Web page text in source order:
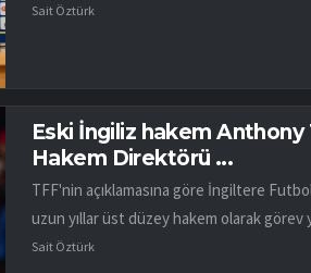
Sait Öztürk
Eski İngiliz hakem Anthony
Hakem Direktörü ...
TFF'nin açıklamasına göre İngiltere
uzun yıllar üst düzey hakem olarak görev
Sait Öztürk